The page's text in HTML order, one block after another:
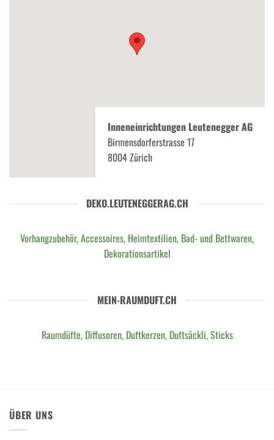
Inneneinrichtungen Leutenegger AG
Birmensdorferstrasse 17
8004 Zürich
DEKO.LEUTENEGGERAG.CH
Vorhangzubehör, Accessoires, Heimtextilien, Bad- und Bettwaren,
Dekorationsartikel
MEIN-RAUMDUFT.CH
Raumdüfte, Diffusoren, Duftkerzen, Duftsäckli, Sticks
ÜBER UNS